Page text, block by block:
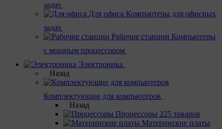
задач
Для офиса Компьютеры для офисных
задач
Рабочие станции Компьютеры
с мощным процессором
Электроника
Назад
Комплектующие для компьютеров
Назад
Процессоры 225 товаров
Материнcкие платы